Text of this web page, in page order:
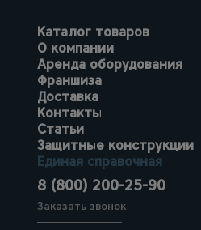
Каталог товаров
О компании
Аренда оборудования
Франшиза
Доставка
Контакты
Статьи
Защитные конструкции
Единая справочная
8 (800) 200-25-90
Заказать звонок